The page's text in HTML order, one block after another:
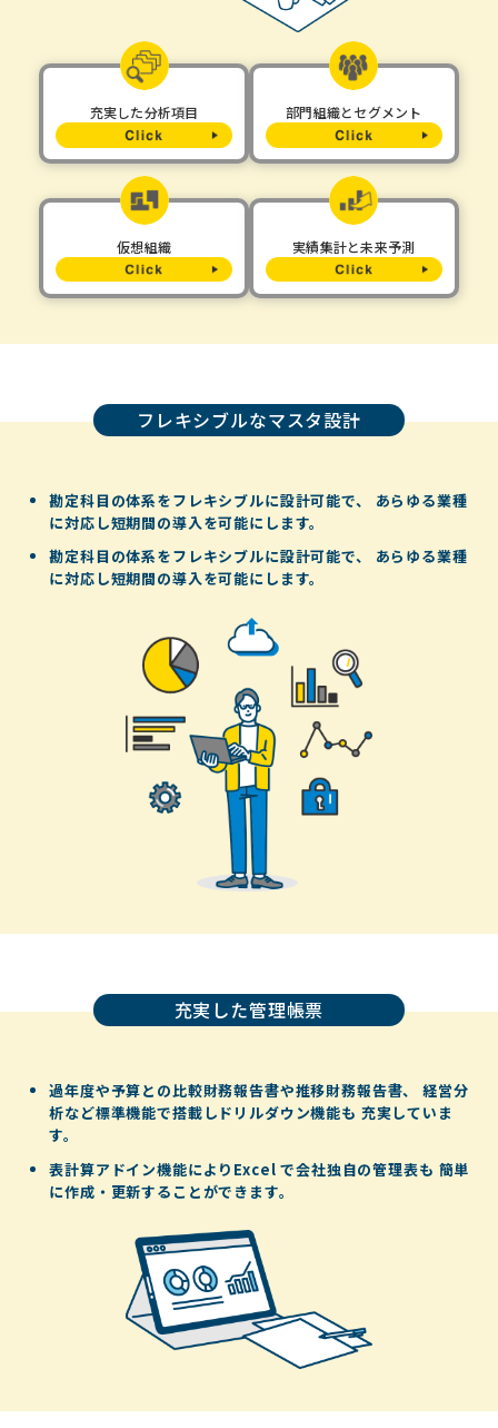
充実した分析項目 部門組織とセグメント
仮想組織 実績集計と未来予測
フレキシブルなマスタ設計
勘定科目の体系をフレキシブルに設計可能で、
あらゆる業種
に対応し短期間の導入を可能にします。
勘定科目の体系をフレキシブルに設計可能で、
あらゆる業種
に対応し短期間の導入を可能にします。
充実した管理帳票
過年度や予算との比較財務報告書や推移財務報告書、
経営分
析など標準機能で搭載しドリルダウン機能も 充実していま
す。
表計算アドイン機能によりExcel で会社独自の管理表も 簡単
に作成・更新することができます。